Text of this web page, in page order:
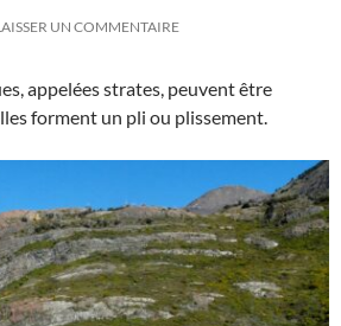
UN COMMENTAIRE
appelées strates, peuvent être
forment un pli ou plissement.